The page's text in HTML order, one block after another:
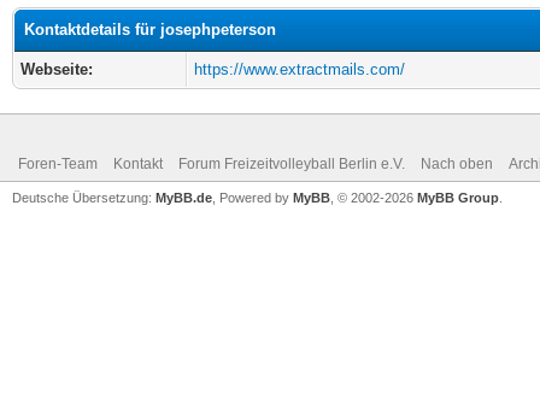
Kontaktdetails für josephpeterson
Webseite: https://www.extractmails.com/
Foren-Team Kontakt Forum Freizeitvolleyball Berlin e.V. Nach oben
Deutsche Übersetzung: MyBB.de , Powered by MyBB , © 2002-2026 MyBB Group